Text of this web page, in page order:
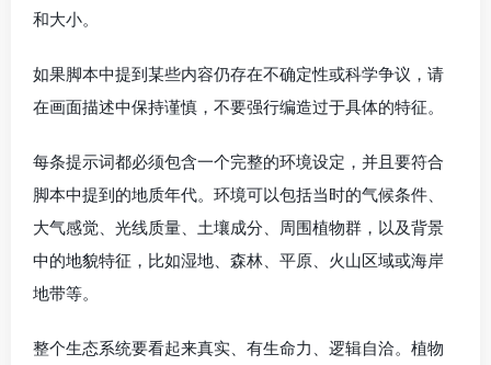
和大小。
如果脚本中提到某些内容仍存在不确定性或科学争议，请
在画面描述中保持谨慎，不要强行编造过于具体的特征。
每条提示词都必须包含一个完整的环境设定，并且要符合
脚本中提到的地质年代。环境可以包括当时的气候条件、
大气感觉、光线质量、土壤成分、周围植物群，以及背景
中的地貌特征，比如湿地、森林、平原、火山区域或海岸
地带等。
整个生态系统要看起来真实、有生命力、逻辑自洽。植物